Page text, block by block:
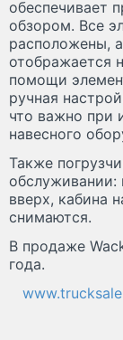
обеспечивает
обзором. Все
расположены,
отображается
помощи
ручная
что важно при
навесного
Также
обслуживании:
вверх, кабина
снимаются.
В продаже
года.